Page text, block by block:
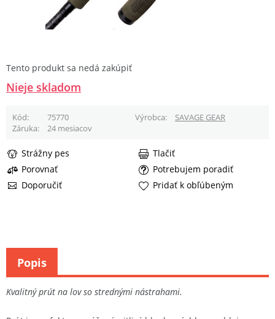
Tento produkt sa nedá zakúpiť
Nieje skladom
Kód 75770 Výrobca
SAVAGE GEAR
Záruka
24 mesiacov
Strážny pes
Porovnať
Potrebujem poradiť
Doporučiť
Tlačiť
Pridať k obľúbeným
Kvalitný prút na lov so strednými nástrahami.
Popis